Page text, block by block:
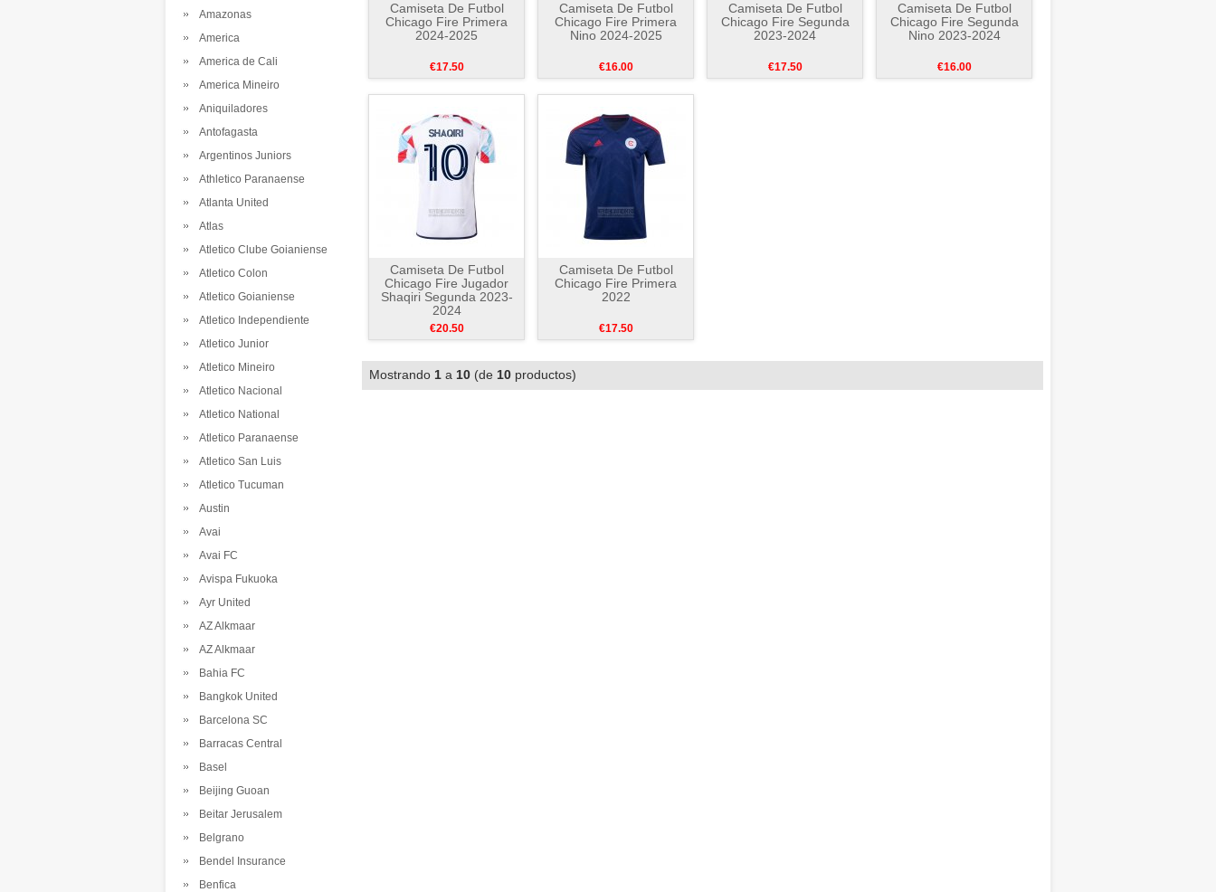
Amazonas
America
America de Cali
America Mineiro
Aniquiladores
Antofagasta
Argentinos Juniors
Athletico Paranaense
Atlanta United
Atlas
Atletico Clube Goianiense
Atletico Colon
Atletico Goianiense
Atletico Independiente
Atletico Junior
Atletico Mineiro
Atletico Nacional
Atletico National
Atletico Paranaense
Atletico San Luis
Atletico Tucuman
Austin
Avai
Avai FC
Avispa Fukuoka
Ayr United
AZ Alkmaar
AZ Alkmaar
Bahia FC
Bangkok United
Barcelona SC
Barracas Central
Basel
Beijing Guoan
Beitar Jerusalem
Belgrano
Bendel Insurance
Benfica
Camiseta De Futbol
Chicago Fire Primera
2024-2025
€17.50
Camiseta De Futbol
Chicago Fire Primera
Nino 2024-2025
€16.00
Camiseta De Futbol
Chicago Fire Segunda
2023-2024
€17.50
Camiseta De Futbol
Chicago Fire Segunda
Nino 2023-2024
€16.00
Camiseta De Futbol
Chicago Fire Jugador
Shaqiri Segunda 2023-
2024
€20.50
Camiseta De Futbol
Chicago Fire Primera
2022
€17.50
Mostrando 1 a 10 (de 10 productos)